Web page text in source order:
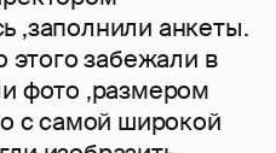
,заполнили анкеты.
этого забежали в
фото ,размером
с самой широкой